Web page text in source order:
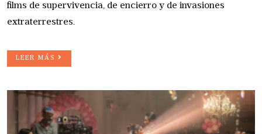
films de supervivencia, de encierro y de invasiones
extraterrestres.
LEER MÁS